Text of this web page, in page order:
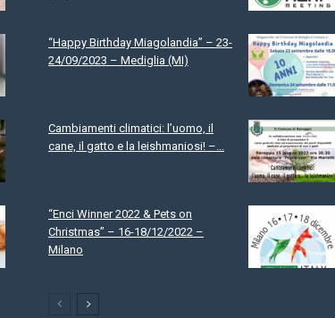
“Happy Birthday Miagolandia” – 23-
24/09/2023 – Mediglia (MI)
Cambiamenti climatici: l’uomo, il
cane, il gatto e la leishmaniosi! –...
“Enci Winner 2022 & Pets on
Christmas” – 16-18/12/2022 –
Milano